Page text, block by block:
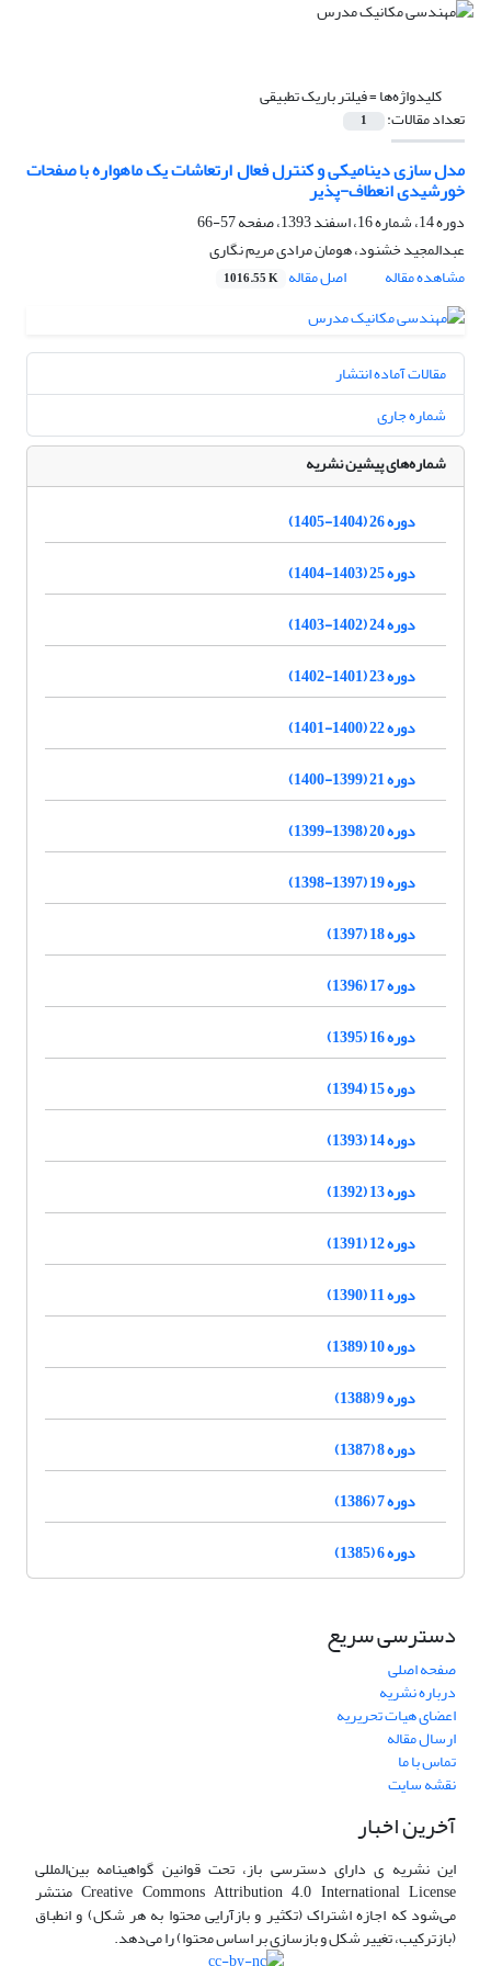
کلیدواژه‌ها =فیلتر باریک تطبیقی
تعداد مقالات: 1
مدل سازی دینامیکی و کنترل فعال ارتعاشات یک ماهواره با صفحات
خورشیدی انعطاف-پذیر
دوره 14، شماره 16، اسفند 1393، صفحه
57-66
عبدالمجید خشنود، هومان مرادی مریم نگاری
مشاهده مقاله
اصل مقاله 1016.55 K
مقالات آماده انتشار
شماره جاری
شماره‌های پیشین نشریه
دوره 26 (1404-1405)
دوره 25 (1403-1404)
دوره 24 (1402-1403)
دوره 23 (1401-1402)
دوره 22 (1400-1401)
دوره 21 (1399-1400)
دوره 20 (1398-1399)
دوره 19 (1397-1398)
دوره 18 (1397)
دوره 17 (1396)
دوره 16 (1395)
دوره 15 (1394)
دوره 14 (1393)
دوره 13 (1392)
دوره 12 (1391)
دوره 11 (1390)
دوره 10 (1389)
دوره 9 (1388)
دوره 8 (1387)
دوره 7 (1386)
دوره 6 (1385)
دسترسی سریع
صفحه اصلی
درباره نشریه
اعضای هیات تحریریه
ارسال مقاله
تماس با ما
نقشه سایت
آخرین اخبار
این نشریه ی دارای دسترسی باز، تحت قوانین گواهینامه بین‌المللی
Creative Commons Attribution 4.0 International License منتشر
می‌شود که اجازه اشتراک (تکثیر و بازآرایی محتوا به هر شکل) و انطباق
(بازترکیب، تغییر شکل و بازسازی بر اساس محتوا) را می‌دهد.